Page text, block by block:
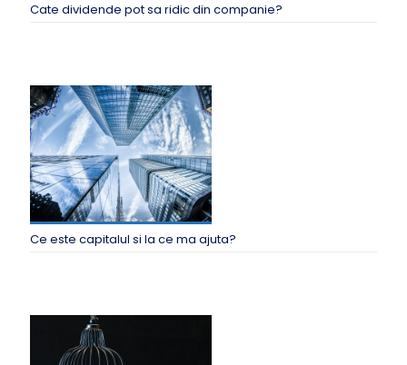
Cate dividende pot sa ridic din companie?
Ce este capitalul si la ce ma ajuta?